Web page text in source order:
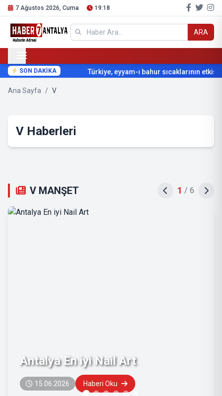
7 Ağustos 2026, Cuma 19:18
ARA
SON DAKİKA Türkiye, eyyam-ı bahur sıcaklarının etkisi
Ana Sayfa / V
V Haberleri
V MANŞET 1 / 6
Antalya En iyi Nail Art
15.06.2026 Haberi Oku